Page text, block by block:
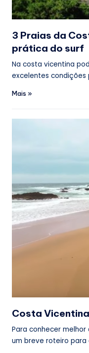
3 Praias da
prática do surf
Na costa vicentina
excelentes
Mais »
Costa
Para conhecer
um breve roteiro para